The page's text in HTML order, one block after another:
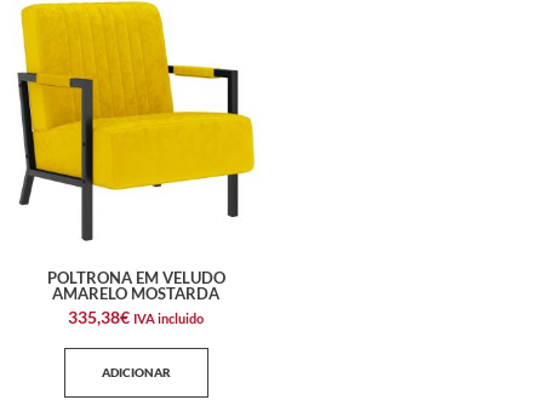
POLTRONA EM VELUDO
AMARELO MOSTARDA
335,38€ IVA incluido
ADICIONAR